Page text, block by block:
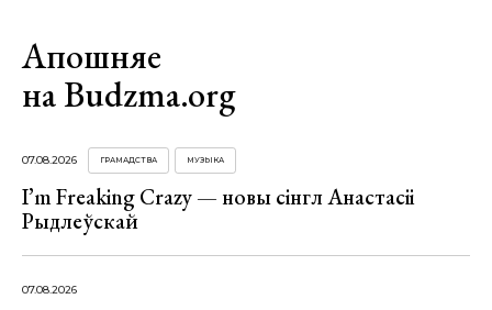
Апошняе
на Budzma.org
07.08.2026 ГРАМАДСТВА МУЗЫКА
I’m Freaking Crazy — новы сінгл Анастасіі
Рыдлеўскай
07.08.2026